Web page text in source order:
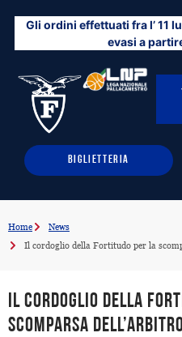
contenuto
Gli ordini effettuati fra l’ 11
evasi a
BIGLIETTERIA
Home
News
Il cordoglio della Fortitudo per la
Il cordoglio della
scomparsa